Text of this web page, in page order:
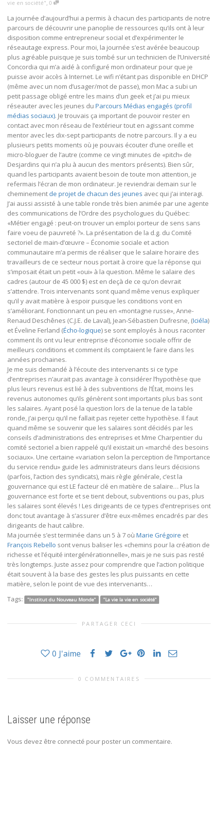
vie en société", 0
La journée d’aujourd’hui a permis à chacun des participants de notre
parcours de découvrir une panoplie de ressources qu’ils ont à leur
disposition comme entrepreneur social et d’expérimenter le
réseautage express. Pour moi, la journée s’est avérée beaucoup
plus agréable puisque je suis tombé sur un technicien de l’Université
Concordia qui m’a aidé à configuré mon ordinateur pour que je
puisse avoir accès à Internet. Le wifi n’étant pas disponible en DHCP
(même avec un nom d’usager/mot de passe), mon Mac a subi un
petit passage obligé entre les mains d’un geek et j’ai pu mieux
réseauter avec les jeunes du Parcours Médias engagés (profil
médias sociaux). Je trouvais ça important de pouvoir rester en
contact avec mon réseau de l’extérieur tout en agissant comme
mentor avec les dix-sept participants de notre parcours. Il y a eu
plusieurs petits moments où je pouvais écouter d’une oreille et
micro-bloguer de l’autre (comme ce vingt minutes de «pitch» de
Desjardins qui n’a plu à aucun des mentors présents). Bien sûr,
quand les participants avaient besoin de toute mon attention, je
refermais l’écran de mon ordinateur. Je reviendrai demain sur le
cheminement de projet de chacun des jeunes avec qui j’ai interagi.
J’ai aussi assisté à une table ronde très bien animée par une agente
des communications de l’Ordre des psychologues du Québec:
«Métier engagé : peut-on trouver un emploi porteur de sens sans
faire voeu de pauvreté ?». La présentation de la d.g. du Comité
sectoriel de main-d’œuvre – Économie sociale et action
communautaire m’a permis de réaliser que le salaire horaire des
travailleurs de ce secteur nous portait à croire que la réponse qui
s’imposait était un petit «oui» à la question. Même le salaire des
cadres (autour de 45 000 $) est en deçà de ce qu’on devrait
s’attendre. Trois intervenants sont quand même venus expliquer
qu’il y avait matière à espoir puisque les conditions vont en
s’améliorant. Fonctionnant un peu en «montagne russe», Anne-
Renaud Deschênes (C.J.E. de Laval), Jean-Sébastien Dufresne, (Iciéla)
et Éveline Ferland (Écho-logique) se sont employés à nous raconter
comment ils ont vu leur entreprise d’économie sociale offrir de
meilleurs conditions et comment ils comptaient le faire dans les
années prochaines.
Je me suis demandé à l’écoute des intervenants si ce type
d’entreprises n’aurait pas avantage à considérer l’hypothèse que
plus leurs revenus est lié à des subventions de l’État, moins les
revenus autonomes qu’ils génèrent sont importants plus bas sont
les salaires. Ayant posé la question lors de la tenue de la table
ronde, j’ai perçu qu’il ne fallait pas rejeter cette hypothèse. Il faut
quand même se souvenir que les salaires sont décidés par les
conseils d’administrations des entreprises et Mme Charpentier du
comité sectoriel a bien rappelé qu’il existait un «marché des besoins
sociaux». Une certaine «variation selon la perception de l’importance
du service rendu» guide les administrateurs dans leurs décisions
(parfois, l’action des syndicats), mais règle générale, c’est la
gouvernance qui est LE facteur clé en matière de salaire… Plus la
gouvernance est forte et se tient debout, subventions ou pas, plus
les salaires sont élevés ! Les dirigeants de ce types d’entreprises ont
donc tout avantage à s’assurer d’être eux-mêmes encadrés par des
dirigeants de haut calibre.
Ma journée s’est terminée dans un 5 à 7 où Marie Grégoire et
François Rebello sont venus baliser les «chemins pour la création de
richesse et l’équité intergénérationnelle», mais je ne suis pas resté
très longtemps. Juste assez pour comprendre que l’action politique
était souvent à la base des gestes les plus puissants en cette
matière, selon le point de vue des intervenants…
Tags:
"Institut du Nouveau Monde" "La vie la vie en société"
PARTAGER CECI
0 J'aime
0 COMMENTAIRES
Laisser une réponse
Vous devez être connecté pour poster un commentaire.